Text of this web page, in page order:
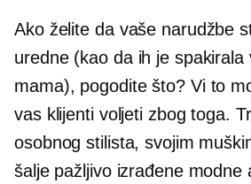
Ako želite da vaše narudžbe
uredne (kao da ih je spakirala
mama), pogodite što? Vi to
vas klijenti voljeti zbog toga.
osobnog stilista, svojim
šalje pažljivo izrađene modne